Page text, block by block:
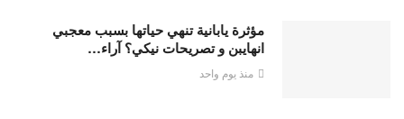
مؤثرة يابانية تنهي حياتها بسبب معجبي
انهايبن و تصريحات نيكي؟ آراء…
منذ يوم واحد